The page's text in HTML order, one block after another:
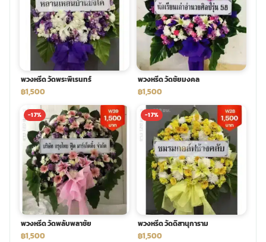
พวงหรีด วัดพระพิเรนทร์
฿1,500
พวงหรีด วัดชัยมงคล
฿1,500
-17%
พวงหรีด วัดพลับพลาชัย
฿1,500
-17%
พวงหรีด วัดดิสานุการาม
฿1,500